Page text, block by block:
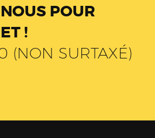
POUR
!
(NON SURTAXÉ)